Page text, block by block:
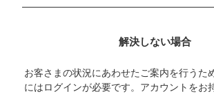
解決しない場合
お客さまの状況にあわせたご案内を行うた
にはログインが必要です。アカウントをお